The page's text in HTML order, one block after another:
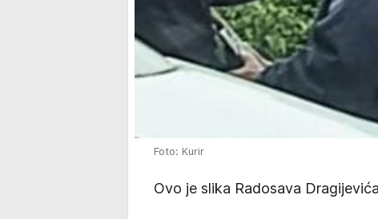
Foto: Kurir
Ovo je slika Radosava